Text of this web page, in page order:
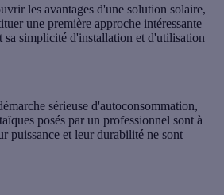
les avantages d'une solution solaire,
une première approche intéressante
sa simplicité d'installation et d'utilisation
sérieuse d'autoconsommation,
posés par un professionnel sont à
puissance et leur durabilité ne sont